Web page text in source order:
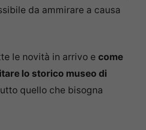
da ammirare a causa
le novità in arrivo e come
lo storico museo di
quello che bisogna